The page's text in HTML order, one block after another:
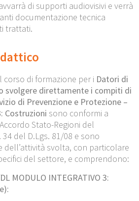
di supporti audiovisivi e verrà
documentazione tecnica
trattati.
di formazione per i Datori di
svolgere direttamente i compiti di
di Prevenzione e Protezione –
Costruzioni sono conformi a
Stato-Regioni del
del D.Lgs. 81/08 e sono
dell’attività svolta, con particolare
del settore, e comprendono:
MODULO INTEGRATIVO 3: